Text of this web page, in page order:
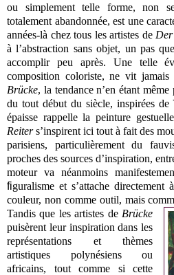
ou simplement telle forme, non
totalement abandonnée, est une
années-là chez tous les artistes de
à l’abstraction sans objet, un pas que
accomplir peu après. Une telle
composition coloriste, ne vit
Brücke, la tendance n’en étant
du tout début du siècle, inspirées
épaisse rappelle la peinture
Reiters’inspirent ici tout à fait des
parisiens, particulièrement du
proches des sources d’inspiration,
moteur va néanmoins
figuralisme et s’attache
couleur, non comme outil, mais
Tandis que les artistes de Brücke
puisèrent leur inspiration dans les
représentations et thèmes
artistiques polynésiens ou
africains, tout comme si cette